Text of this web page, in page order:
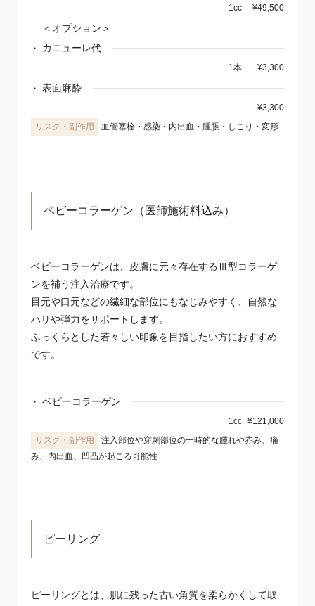
1cc ¥49,500
＜オプション＞
カニューレ代
1本 ¥3,300
表面麻酔
¥3,300
血管塞栓・感染・内出血・腫脹・しこり・変形
ベビーコラーゲン （医師施術料込み）
ベビーコラーゲンは、皮膚に元々存在するⅢ型コラーゲ
ンを補う注入治療です。
目元や口元などの繊細な部位にもなじみやすく、自然な
ハリや弾力をサポートします。
ふっくらとした若々しい印象を目指したい方におすすめ
です。
ベビーコラーゲン
1cc ¥121,000
注入部位や穿刺部位の一時的な腫れや赤み、痛
み、内出血、凹凸が起こる可能性
ピーリング
ピーリングとは、肌に残った古い角質を柔らかくして取